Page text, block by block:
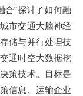
合”探讨了如何融
市交通大脑神经
储与并行处理技
通时空大数据挖
策技术。目标是
信息、运输企业